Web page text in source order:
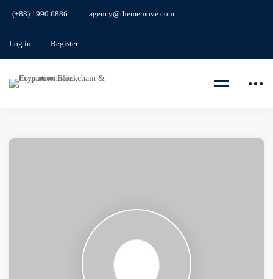
(+88) 1990 6886 agency@thememove.com
Log in Register